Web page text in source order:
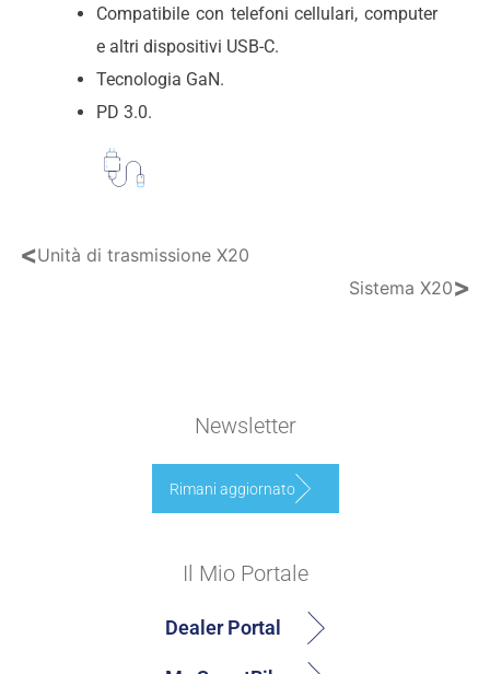
Compatibile con telefoni cellulari, computer
e altri dispositivi USB-C.
Tecnologia GaN.
PD 3.0.
<Unità di trasmissione X20
Sistema X20>
Newsletter
Rimani aggiornato
Il Mio Portale
Dealer Portal